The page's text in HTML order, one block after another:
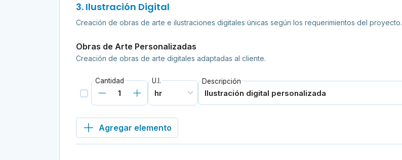
3. Ilustración Digital
Creación de obras de arte e ilustraciones digitales únicas según los requerimientos del proyecto.
Obras de Arte Personalizadas
Creación de obras de arte digitales adaptadas al cliente.
Cantidad U.I. Descripción
Agregar elemento